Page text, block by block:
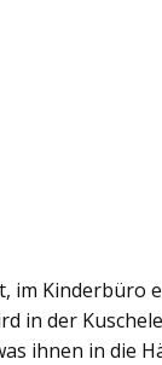
im Kinderbüro
in der
ihnen in die